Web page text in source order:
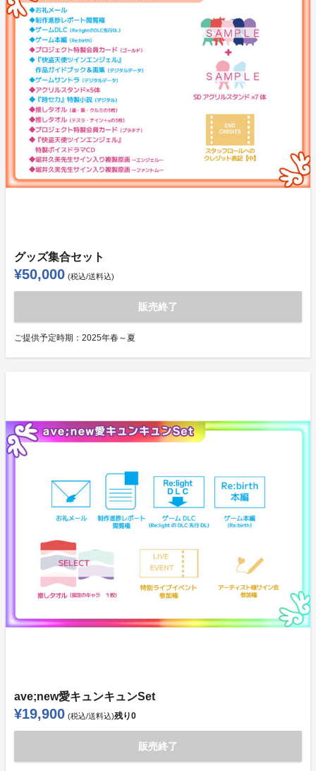
グッズ集合セット
¥50,000 (税込/送料込)
販売終了
ご提供予定時期： 2025年春～夏
ave;new愛キュンキュンSet
¥19,900 (税込/送料込)残り0
販売終了